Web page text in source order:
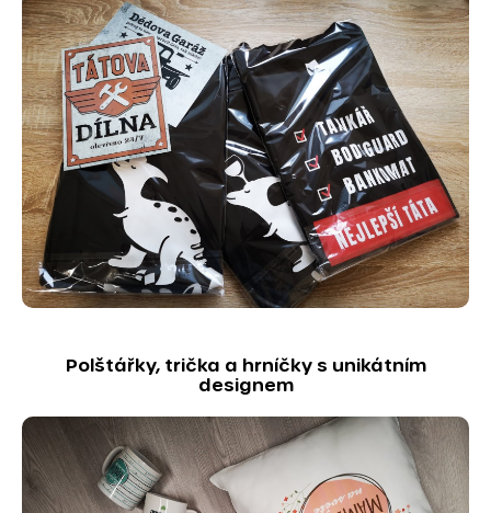
Polštářky, trička a hrníčky s unikátním
designem